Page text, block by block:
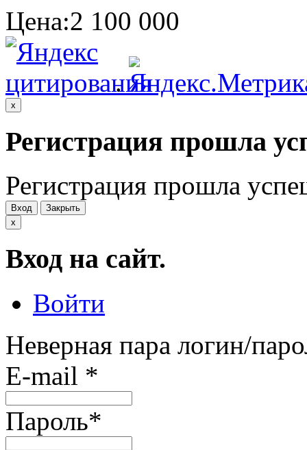
Цена:2 100 000
.
x
Регистрация прошла
Регистрация прошла
Вход
Закрыть
x
Вход на сайт.
Войти
Неверная пара логин/
E-mail *
Пароль*